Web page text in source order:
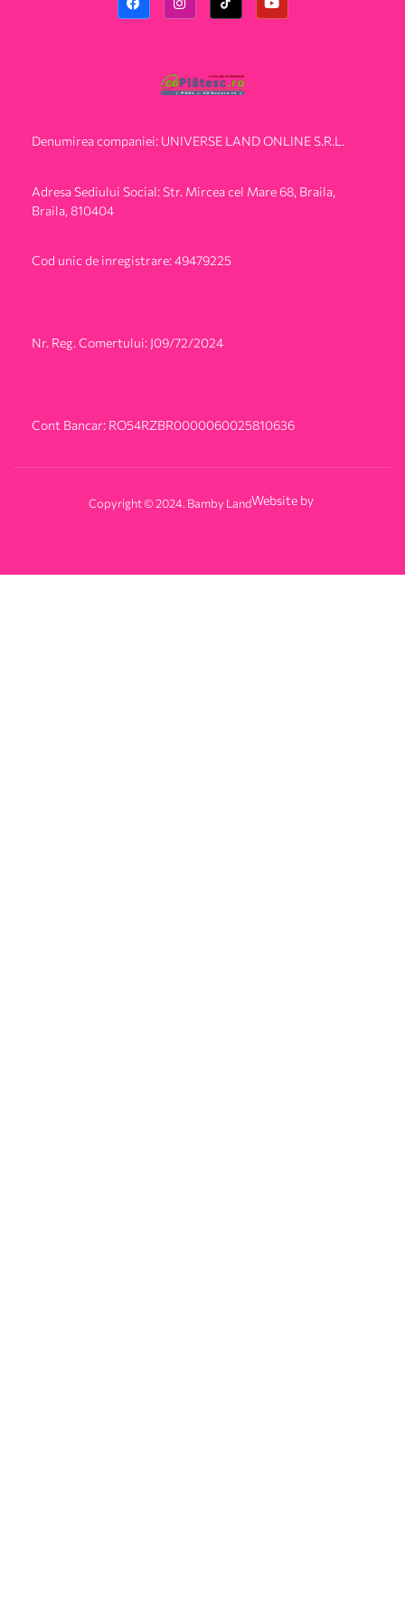
Denumirea companiei: UNIVERSE LAND ONLINE S.R.L.
Adresa Sediului Social: Str. Mircea cel Mare 68, Braila,
Braila, 810404
Cod unic de inregistrare: 49479225
Nr. Reg. Comertului: J09/72/2024
Cont Bancar: RO54RZBR0000060025810636
Copyright © 2024. Bamby LandWebsite by